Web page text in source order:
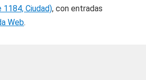
1184, Ciudad), con entradas
Web.